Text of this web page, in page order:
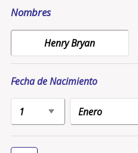
Nombres
Fecha de Nacimiento